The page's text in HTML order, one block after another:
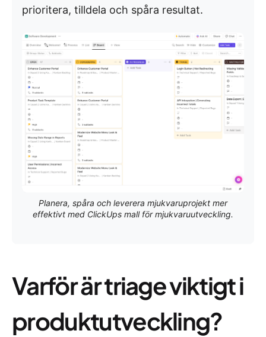
prioritera, tilldela och spåra resultat.
Planera, spåra och leverera mjukvaruprojekt mer
effektivt med ClickUps mall för mjukvaruutveckling.
Varför är triage viktigt i
produktutveckling?